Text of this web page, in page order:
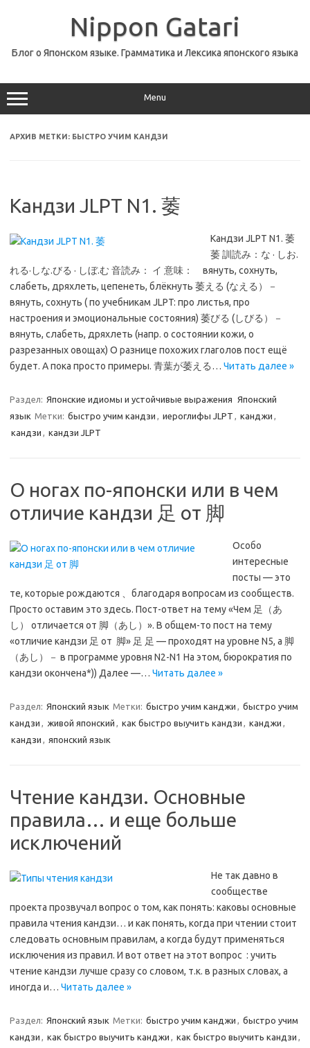
Nippon Gatari
Блог о Японском языке. Грамматика и Лексика японского языка
Menu
АРХИВ МЕТКИ: БЫСТРО УЧИМ КАНДЗИ
Кандзи JLPT N1. 萎
Кандзи JLPT N1. 萎
萎 訓読み：な · しお.
れる·しな.びる · しぼ.む 音読み： イ 意味： вянуть, сохнуть,
слабеть, дряхлеть, цепенеть, блёкнуть 萎える (なえる）－
вянуть, сохнуть ( по учебникам JLPT: про листья, про
настроения и эмоциональные состояния) 萎びる (しびる）－
вянуть, слабеть, дряхлеть (напр. о состоянии кожи, о
разрезанных овощах) О разнице похожих глаголов пост ещё
будет. А пока просто примеры. 青葉が萎える… Читать далее »
Раздел: Японские идиомы и устойчивые выражения Японский
язык Метки: быстро учим кандзи , иероглифы JLPT , канджи ,
кандзи , кандзи JLPT
О ногах по-японски или в чем
отличие кандзи 足 от 脚
Особо
интересные
посты — это
те, которые рождаются 、благодаря вопросам из сообществ.
Просто оставим это здесь. Пост-ответ на тему «Чем 足（あ
し） отличается от 脚（あし）». В общем-то пост на тему
«отличие кандзи 足 от 脚» 足 足 — проходят на уровне N5, а 脚
（あし）－ в программе уровня N2-N1 На этом, бюрократия по
кандзи окончена*)) Далее —… Читать далее »
Раздел: Японский язык Метки: быстро учим канджи , быстро учим
кандзи , живой японский , как быстро выучить кандзи , канджи ,
кандзи , японский язык
Чтение кандзи. Основные
правила… и еще больше
исключений
Не так давно в
сообществе
проекта прозвучал вопрос о том, как понять: каковы основные
правила чтения кандзи… и как понять, когда при чтении стоит
следовать основным правилам, а когда будут применяться
исключения из правил. И вот ответ на этот вопрос : учить
чтение кандзи лучше сразу со словом, т.к. в разных словах, а
иногда и… Читать далее »
Раздел: Японский язык Метки: быстро учим канджи , быстро учим
кандзи , как быстро выучить канджи , как быстро выучить кандзи ,